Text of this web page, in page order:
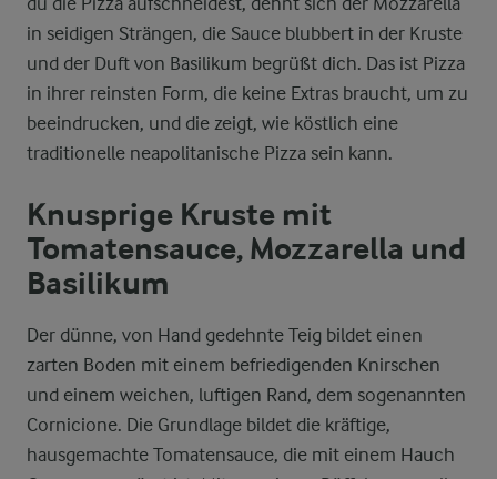
in seidigen Strängen, die Sauce blubbert in der Kruste
und der Duft von Basilikum begrüßt dich. Das ist Pizza
in ihrer reinsten Form, die keine Extras braucht, um zu
beeindrucken, und die zeigt, wie köstlich eine
traditionelle neapolitanische Pizza sein kann.
Knusprige Kruste mit
Tomatensauce, Mozzarella und
Basilikum
Der dünne, von Hand gedehnte Teig bildet einen
zarten Boden mit einem befriedigenden Knirschen
und einem weichen, luftigen Rand, dem sogenannten
Cornicione. Die Grundlage bildet die kräftige,
hausgemachte Tomatensauce, die mit einem Hauch